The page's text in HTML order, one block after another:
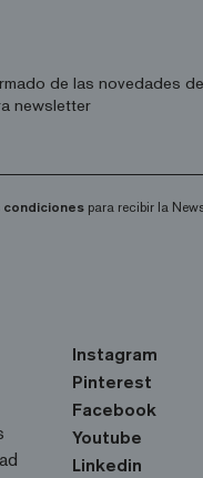
de las novedades
newsletter
condiciones para recibir la
Instagram
Pinterest
Facebook
Youtube
Linkedin